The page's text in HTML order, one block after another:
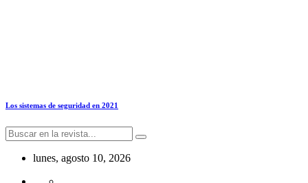
Los sistemas de seguridad en 2021
lunes, agosto 10, 2026